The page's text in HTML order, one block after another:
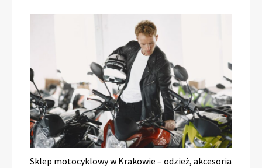
Sklep motocyklowy w Krakowie – odzież, akcesoria